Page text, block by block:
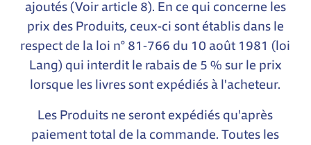
ajoutés (Voir article 8). En ce qui concerne les
prix des Produits, ceux-ci sont établis dans le
respect de la loi n° 81-766 du 10 août 1981 (loi
Lang) qui interdit le rabais de 5 % sur le prix
lorsque les livres sont expédiés à l'acheteur.
Les Produits ne seront expédiés qu'après
paiement total de la commande. Toutes les